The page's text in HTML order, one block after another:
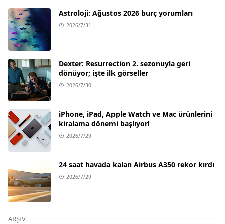
Astroloji: Ağustos 2026 burç yorumları
2026/7/31
Dexter: Resurrection 2. sezonuyla geri
dönüyor; işte ilk görseller
2026/7/30
iPhone, iPad, Apple Watch ve Mac ürünlerini
kiralama dönemi başlıyor!
2026/7/29
24 saat havada kalan Airbus A350 rekor kırdı
2026/7/29
ARŞIV